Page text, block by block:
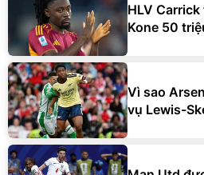
HLV
Kone 50
Vì sao
vụ Lewis-